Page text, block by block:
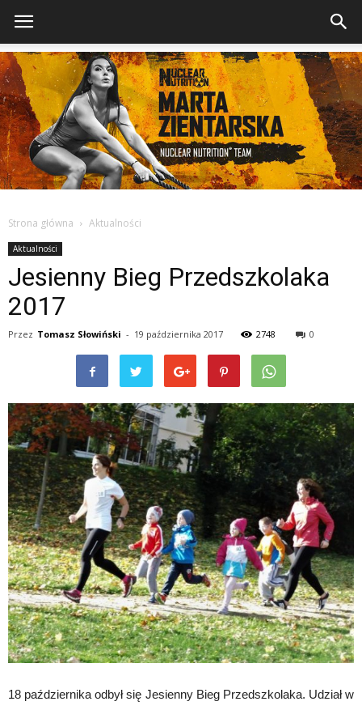
Strona główna Aktualności
Aktualności
Jesienny Bieg Przedszkolaka
2017
Przez Tomasz Słowiński - 19 października 2017 2748 0
18 października odbył się Jesienny Bieg Przedszkolaka. Udział w